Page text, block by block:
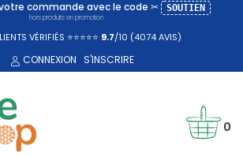
commande avec le code ✂ SOUTIEN
hors produits en promotion
VÉRIFIÉS ⭐⭐⭐⭐⭐ 9.7/10 (4074AVIS)
CONNEXION S'INSCRIRE
0